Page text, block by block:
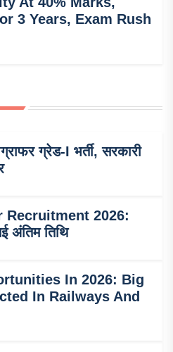
3 Years, Exam Rush
ग्रेड-I भर्ती, सरकारी
Recruitment 2026:
अंतिम तिथि
In 2026: Big
In Railways And